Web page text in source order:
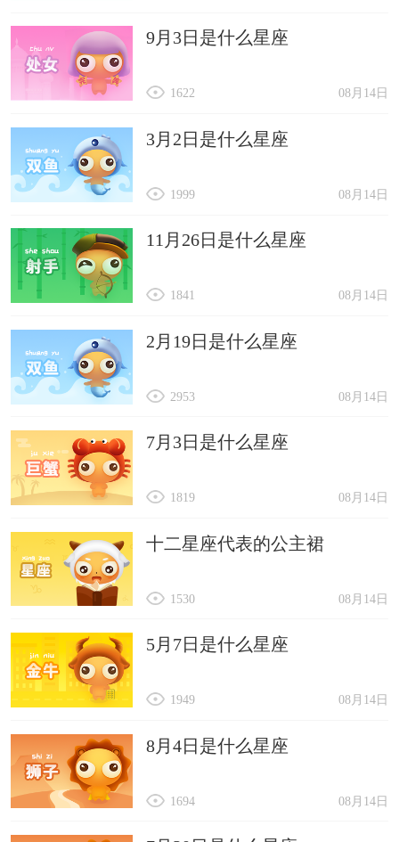
9月3日是什么星座
08月14日
1622
3月2日是什么星座
08月14日
1999
11月26日是什么星座
08月14日
1841
2月19日是什么星座
08月14日
2953
7月3日是什么星座
08月14日
1819
十二星座代表的公主裙
08月14日
1530
5月7日是什么星座
08月14日
1949
8月4日是什么星座
08月14日
1694